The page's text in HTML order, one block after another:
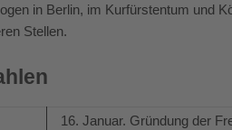
in Berlin, im Kurfürstentum und
Stellen.
16. Januar. Gründung der